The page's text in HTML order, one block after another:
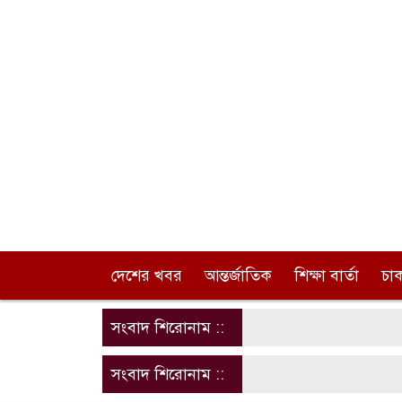
দেশের খবর আন্তর্জাতিক শিক্ষা বার্তা
সংবাদ শিরোনাম ::
সংবাদ শিরোনাম ::